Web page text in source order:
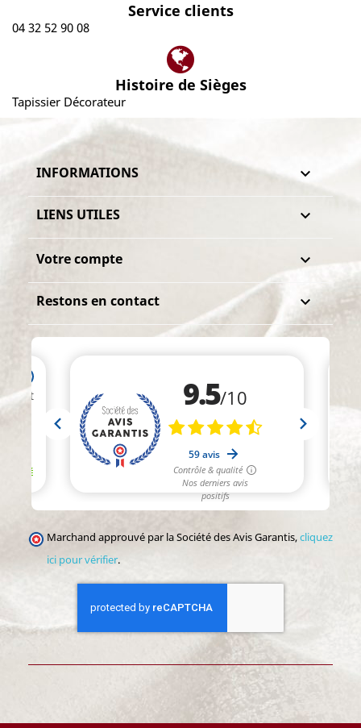
Service clients
04 32 52 90 08
Histoire de Sièges
Tapissier Décorateur
INFORMATIONS 
LIENS UTILES 
Votre compte 
Restons en contact 
Marchand approuvé par la Société des Avis Garantis,cliquez
ici pour vérifier.